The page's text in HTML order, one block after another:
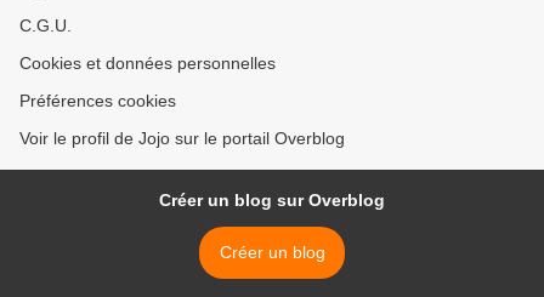
C.G.U.
Cookies et données personnelles
Préférences cookies
Voir le profil de Jojo sur le portail Overblog
Créer un blog sur Overblog
Créer un blog